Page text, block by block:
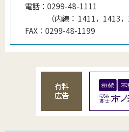
電話： 0299-48-1111
（内線 ： 1411，1413
FAX： 0299-48-1199
有料
広告